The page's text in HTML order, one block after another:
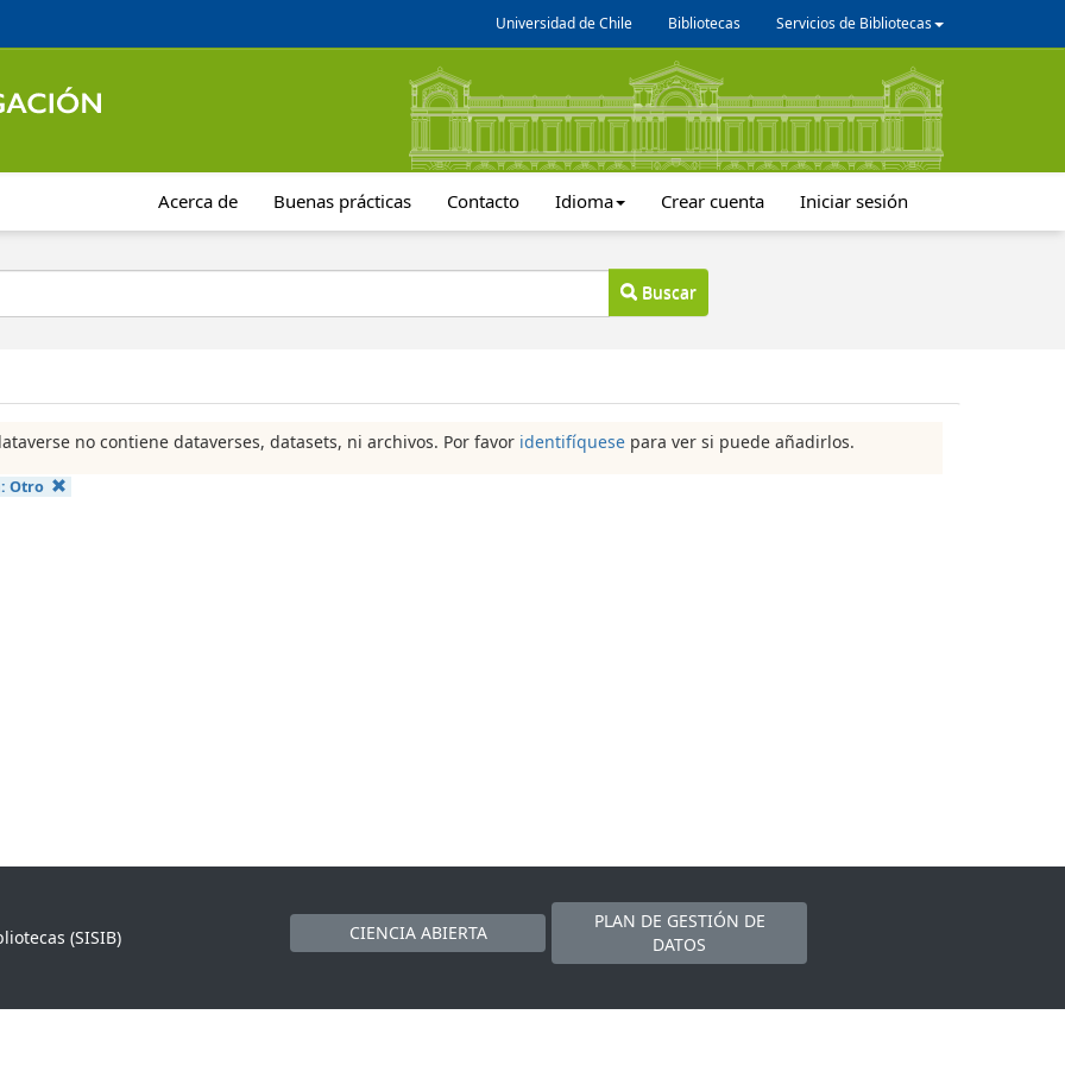
Universidad de Chile Bibliotecas Servicios de Bibliotecas
Acerca de Buenas prácticas Contacto Idioma Crear cuenta Iniciar sesión
Buscar
no contiene dataverses, datasets, ni archivos. Por favor identifíquese para ver si puede añadirlos.
Otro
(SISIB)
CIENCIA ABIERTA
PLAN DE GESTIÓN DE
DATOS